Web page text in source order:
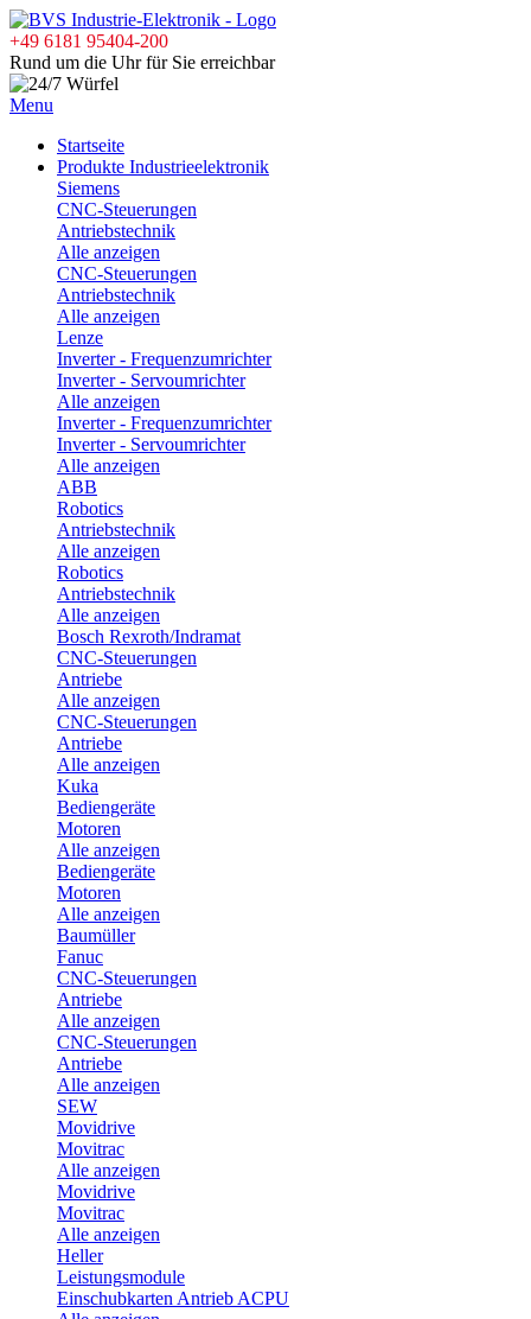
+49 6181 95404-200
Rund um die Uhr für Sie erreichbar
Menu
Startseite
Produkte Industrieelektronik
Siemens
CNC-Steuerungen
Antriebstechnik
Alle anzeigen
CNC-Steuerungen
Antriebstechnik
Alle anzeigen
Lenze
Inverter - Frequenzumrichter
Inverter - Servoumrichter
Alle anzeigen
Inverter - Frequenzumrichter
Inverter - Servoumrichter
Alle anzeigen
ABB
Robotics
Antriebstechnik
Alle anzeigen
Robotics
Antriebstechnik
Alle anzeigen
Bosch Rexroth/Indramat
CNC-Steuerungen
Antriebe
Alle anzeigen
CNC-Steuerungen
Antriebe
Alle anzeigen
Kuka
Bediengeräte
Motoren
Alle anzeigen
Bediengeräte
Motoren
Alle anzeigen
Baumüller
Fanuc
CNC-Steuerungen
Antriebe
Alle anzeigen
CNC-Steuerungen
Antriebe
Alle anzeigen
SEW
Movidrive
Movitrac
Alle anzeigen
Movidrive
Movitrac
Alle anzeigen
Heller
Leistungsmodule
Einschubkarten Antrieb ACPU